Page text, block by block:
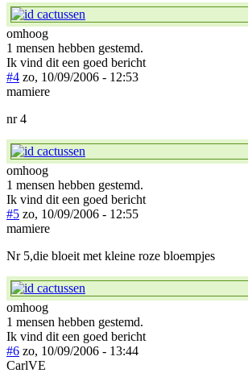
omhoog
1 mensen hebben gestemd.
Ik vind dit een goed bericht
#4 zo, 10/09/2006 - 12:53
mamiere
nr 4
omhoog
1 mensen hebben gestemd.
Ik vind dit een goed bericht
#5 zo, 10/09/2006 - 12:55
mamiere
Nr 5,die bloeit met kleine roze bloempjes
omhoog
1 mensen hebben gestemd.
Ik vind dit een goed bericht
#6 zo, 10/09/2006 - 13:44
CarlVE